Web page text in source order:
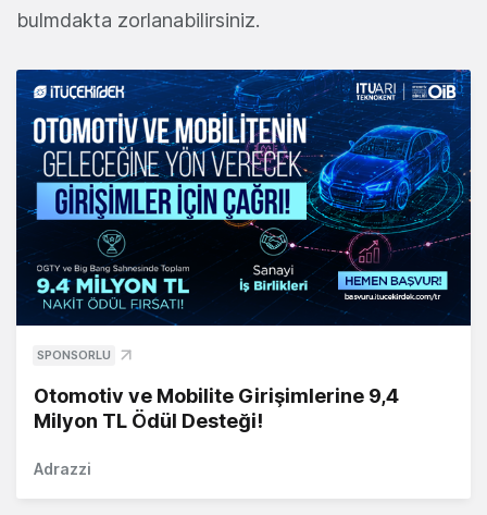
bulmdakta zorlanabilirsiniz.
SPONSORLU
Otomotiv ve Mobilite Girişimlerine 9,4
Milyon TL Ödül Desteği!
Adrazzi